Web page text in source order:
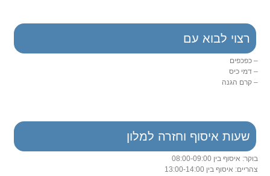
רצוי לבוא עם
– כפכפים
– דמי כיס
– קרם הגנה
שעות איסוף וחזרה למלון
בוקר: איסוף בין 08:00-09:00
צהריים: איסוף בין 13:00-14:00